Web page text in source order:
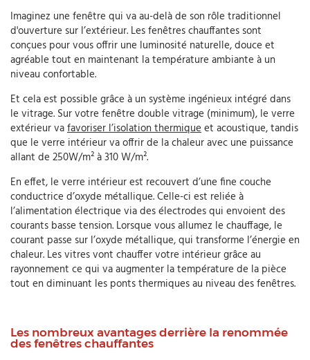
Imaginez une fenêtre qui va au-delà de son rôle traditionnel
d'ouverture sur l’extérieur. Les fenêtres chauffantes sont
conçues pour vous offrir une luminosité naturelle, douce et
agréable tout en maintenant la température ambiante à un
niveau confortable.
Et cela est possible grâce à un système ingénieux intégré dans
le vitrage. Sur votre fenêtre double vitrage (minimum), le verre
extérieur vafavoriser l’isolation thermiqueet acoustique, tandis
que le verre intérieur va offrir de la chaleur avec une puissance
allant de 250W/m² à 310 W/m².
En effet, le verre intérieur est recouvert d’une fine couche
conductrice d’oxyde métallique. Celle-ci est reliée à
l’alimentation électrique via des électrodes qui envoient des
courants basse tension. Lorsque vous allumez le chauffage, le
courant passe sur l’oxyde métallique, qui transforme l’énergie en
chaleur. Les vitres vont chauffer votre intérieur grâce au
rayonnement ce qui va augmenter la température de la pièce
tout en diminuant les ponts thermiques au niveau des fenêtres.
Les nombreux avantages derrière la renommée
des fenêtres chauffantes